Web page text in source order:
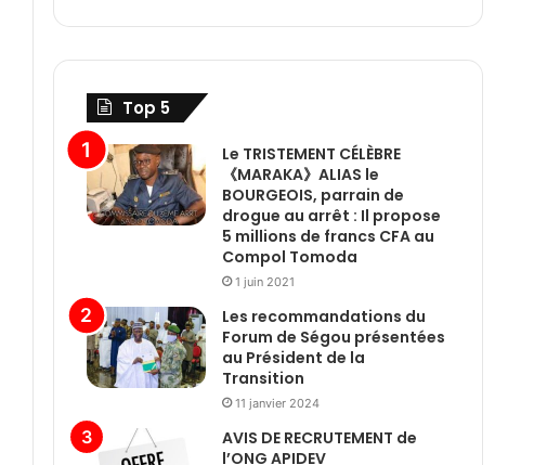
Top 5
Le TRISTEMENT CÉLÈBRE
《MARAKA》ALIAS le
BOURGEOIS, parrain de
drogue au arrêt : Il propose
5 millions de francs CFA au
Compol Tomoda
1 juin 2021
Les recommandations du
Forum de Ségou présentées
au Président de la
Transition
11 janvier 2024
AVIS DE RECRUTEMENT de
l’ONG APIDEV